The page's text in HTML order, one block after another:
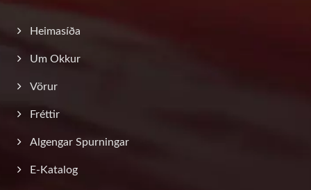
Heimasíða
Um Okkur
Vörur
Fréttir
Algengar Spurningar
E-Katalog